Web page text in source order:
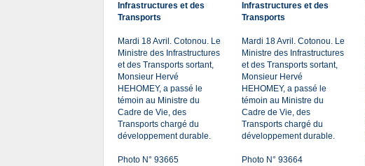
Infrastructures et des
Transports
Mardi 18 Avril. Cotonou. Le
Ministre des Infrastructures
et des Transports sortant,
Monsieur Hervé
HEHOMEY, a passé le
témoin au Ministre du
Cadre de Vie, des
Transports chargé du
développement durable.
Photo N° 93665
Infrastructures et des
Transports
Mardi 18 Avril. Cotonou. Le
Ministre des Infrastructures
et des Transports sortant,
Monsieur Hervé
HEHOMEY, a passé le
témoin au Ministre du
Cadre de Vie, des
Transports chargé du
développement durable.
Photo N° 93664